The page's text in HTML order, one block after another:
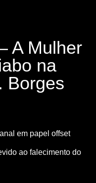
A Mulher
na
Borges
em papel offset
ao falecimento do